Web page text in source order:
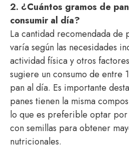
2. ¿Cuántos gramos de
consumir al día?
La cantidad recomendada de
varía según las necesidades
actividad física y otros
sugiere un consumo de entre
pan al día. Es importante
panes tienen la misma
lo que es preferible optar por
con semillas para obtener
nutricionales.